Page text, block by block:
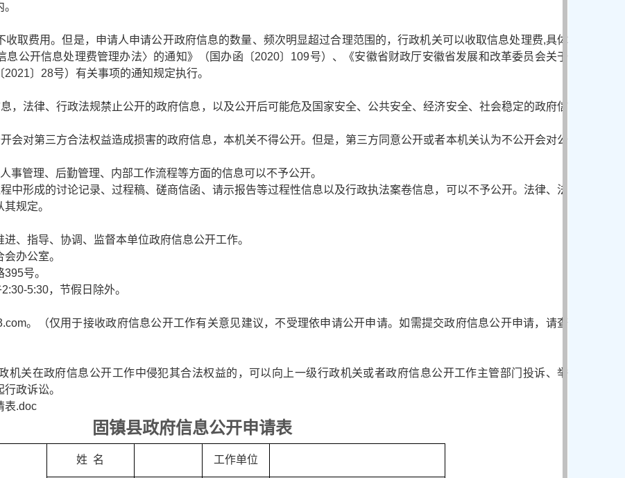
收取费用。但是，申请人申请公开政府信息的数量、频次明显超过合理范围的，行政机关可以收取信息处理费,具体
息公开信息处理费管理办法〉的通知》（国办函〔2020〕109号）、《安徽省财政厅安徽省发展和改革委员会关于
〕28号）有关事项的通知规定执行。
，法律、行政法规禁止公开的政府信息，以及公开后可能危及国家安全、公共安全、经济安全、社会稳定的政府信
会对第三方合法权益造成损害的政府信息，本机关不得公开。但是，第三方同意公开或者本机关认为不公开会对公
事管理、后勤管理、内部工作流程等方面的信息可以不予公开。
中形成的讨论记录、过程稿、磋商信函、请示报告等过程性信息以及行政执法案卷信息，可以不予公开。法律、法
规定。
、指导、协调、监督本单位政府信息公开工作。
办公室。
号。
5:30，节假日除外。
。（仅用于接收政府信息公开工作有关意见建议，不受理依申请公开申请。如需提交政府信息公开申请，请查
机关在政府信息公开工作中侵犯其合法权益的，可以向上一级行政机关或者政府信息公开工作主管部门投诉、举
政诉讼。
表.doc
固镇县政府信息公开申请表
姓 名 工作单位